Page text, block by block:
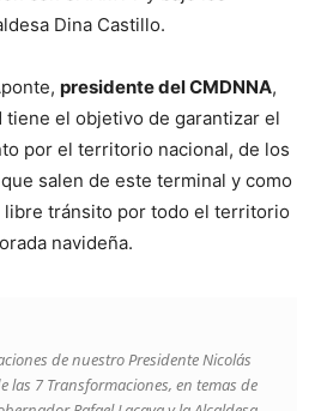
Dina Castillo.
presidente del CMDNNA,
tiene el objetivo de garantizar el
por el territorio nacional, de los
salen de este terminal y como
libre tránsito por todo el territorio
navideña.
de nuestro Presidente Nicolás
las 7 Transformaciones, en temas de